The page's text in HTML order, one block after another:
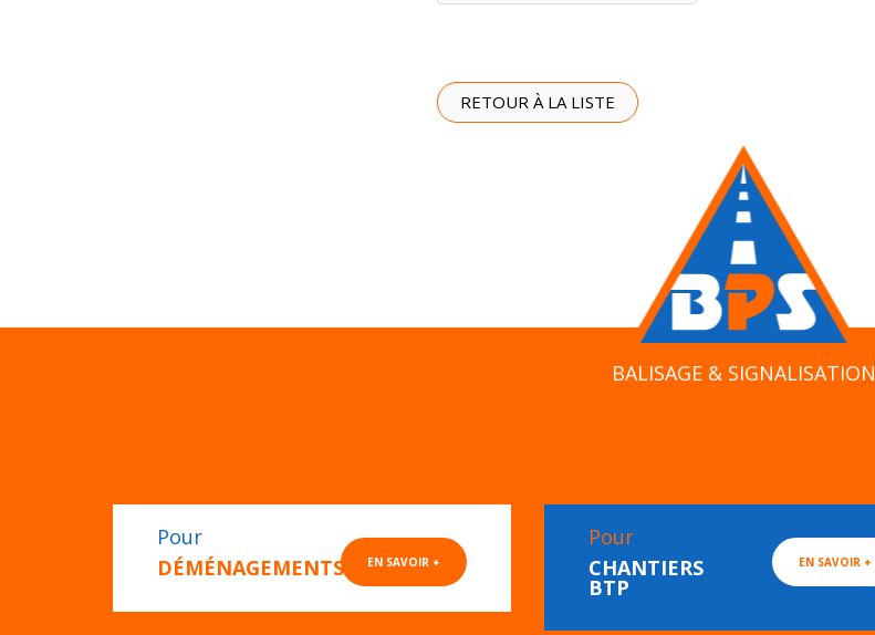
RETOUR À LA LISTE
BALISAGE & SIGNALISATION
Pour
DÉMÉNAGEMENTS
EN SAVOIR +
Pour
CHANTIERS
BTP
EN SAVOIR +